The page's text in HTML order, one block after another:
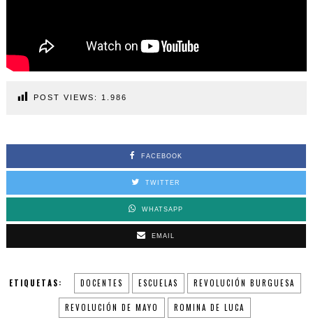
POST VIEWS: 1.986
FACEBOOK
TWITTER
WHATSAPP
EMAIL
ETIQUETAS: DOCENTES ESCUELAS REVOLUCIÓN BURGUESA
REVOLUCIÓN DE MAYO ROMINA DE LUCA